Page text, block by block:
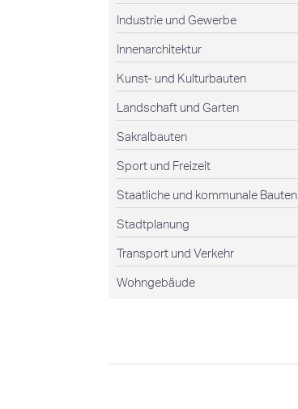
Industrie und Gewerbe
Innenarchitektur
Kunst- und Kulturbauten
Landschaft und Garten
Sakralbauten
Sport und Freizeit
Staatliche und kommunale Bauten
Stadtplanung
Transport und Verkehr
Wohngebäude